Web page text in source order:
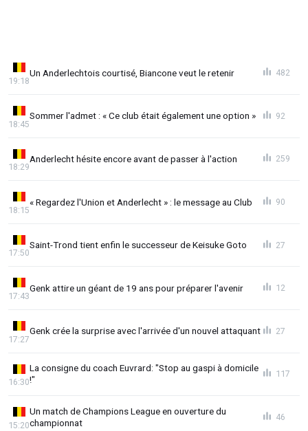
Un Anderlechtois courtisé, Biancone veut le retenir
19:18
482
Sommer l'admet : « Ce club était également une option »
18:45
92
Anderlecht hésite encore avant de passer à l'action
18:29
259
« Regardez l'Union et Anderlecht » : le message au Club
18:15
90
Saint-Trond tient enfin le successeur de Keisuke Goto
17:50
27
Genk attire un géant de 19 ans pour préparer l'avenir
17:43
12
Genk crée la surprise avec l'arrivée d'un nouvel attaquant
17:27
27
La consigne du coach Euvrard: "Stop au gaspi à domicile
!"
16:30
117
Un match de Champions League en ouverture du
championnat
15:20
46